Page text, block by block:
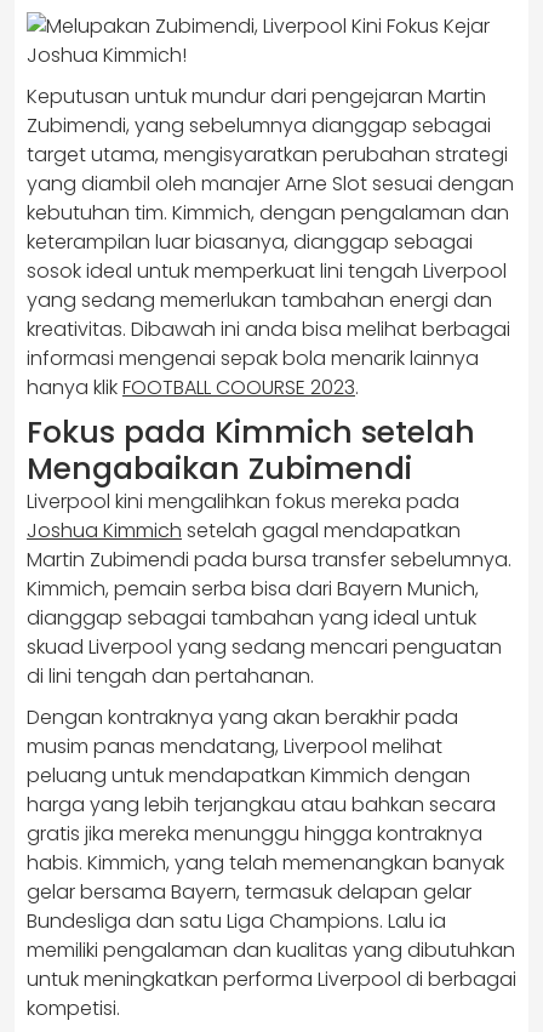
Keputusan untuk mundur dari pengejaran Martin
Zubimendi, yang sebelumnya dianggap sebagai
target utama, mengisyaratkan perubahan strategi
yang diambil oleh manajer Arne Slot sesuai dengan
kebutuhan tim. Kimmich, dengan pengalaman dan
keterampilan luar biasanya, dianggap sebagai
sosok ideal untuk memperkuat lini tengah Liverpool
yang sedang memerlukan tambahan energi dan
kreativitas. Dibawah ini anda bisa melihat berbagai
informasi mengenai sepak bola menarik lainnya
hanya klikFOOTBALL COOURSE 2023.
Fokus pada Kimmich setelah
Mengabaikan Zubimendi
Liverpool kini mengalihkan fokus mereka pada
Joshua Kimmich setelah gagal mendapatkan
Martin Zubimendi pada bursa transfer sebelumnya.
Kimmich, pemain serba bisa dari Bayern Munich,
dianggap sebagai tambahan yang ideal untuk
skuad Liverpool yang sedang mencari penguatan
di lini tengah dan pertahanan.
Dengan kontraknya yang akan berakhir pada
musim panas mendatang, Liverpool melihat
peluang untuk mendapatkan Kimmich dengan
harga yang lebih terjangkau atau bahkan secara
gratis jika mereka menunggu hingga kontraknya
habis. Kimmich, yang telah memenangkan banyak
gelar bersama Bayern, termasuk delapan gelar
Bundesliga dan satu Liga Champions. Lalu ia
memiliki pengalaman dan kualitas yang dibutuhkan
untuk meningkatkan performa Liverpool di berbagai
kompetisi.